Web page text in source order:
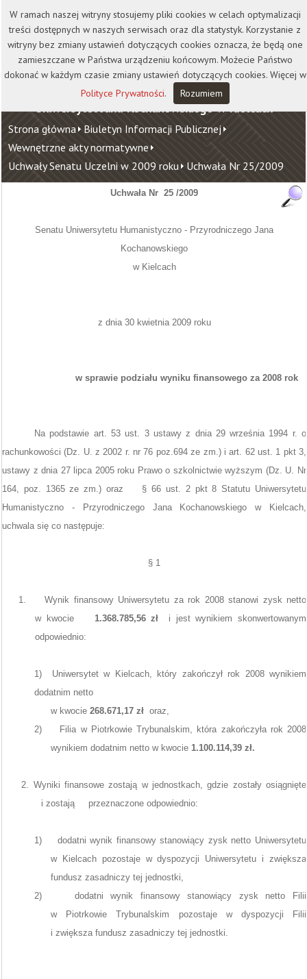
Kontakt Biblioteka
Wydawnictwo
Wirtualna Uczelnia
Uniwersytet Jana Kochanowskiego w Kielcach
Strona główna Biuletyn Informacji Publicznej
Wewnętrzne akty normatywne
Uchwały Senatu Uczelni w 2009 roku Uchwała Nr 25/2009
Uchwała Nr 25 /2009
Senatu Uniwersytetu Humanistyczno - Przyrodniczego Jana
Kochanowskiego
w Kielcach
z dnia 30 kwietnia 2009 roku
w sprawie podziału wyniku finansowego za 2008 rok
Na podstawie art. 53 ust. 3 ustawy z dnia 29 września 1994 r. o
rachunkowości (Dz. U. z 2002 r. nr 76 poz.694 ze zm.) i art. 62 ust. 1 pkt 3,
ustawy z dnia 27 lipca 2005 roku Prawo o szkolnictwie wyższym (Dz. U. Nr
164, poz. 1365 ze zm.) oraz
§ 66 ust. 2 pkt 8 Statutu Uniwersytetu
Humanistyczno - Przyrodniczego Jana Kochanowskiego w Kielcach,
uchwala się co następuje:
§ 1
1.
Wynik finansowy Uniwersytetu za rok 2008 stanowi zysk netto
w kwocie
1.368.785,56 zł
i jest wynikiem skonwertowanym
odpowiednio:
1)
Uniwersytet w Kielcach, który zakończył rok 2008 wynikiem
dodatnim netto
w kwocie 268.671,17 zł oraz,
2)
Filia w Piotrkowie Trybunalskim, która zakończyła rok 2008
wynikiem dodatnim netto w kwocie 1.100.114,39 zł.
2. Wyniki finansowe zostają w jednostkach, gdzie zostały osiągnięte
i zostają
przeznaczone odpowiednio:
1)
dodatni wynik finansowy stanowiący zysk netto Uniwersytetu
w Kielcach pozostaje w dyspozycji Uniwersytetu i zwiększa
fundusz zasadniczy tej jednostki,
2)
dodatni wynik finansowy stanowiący zysk netto Filii
w Piotrkowie Trybunalskim pozostaje w dyspozycji Filii
i zwiększa fundusz zasadniczy tej jednostki.
W ramach naszej witryny stosujemy pliki cookies w celach optymalizacji
treści dostępnych w naszych serwisach oraz dla statystyk. Korzystanie z
witryny bez zmiany ustawień dotyczących cookies oznacza, że będą one
zamieszczane w Państwa urządzeniu końcowym. Możecie Państwo
dokonać w każdym czasie zmiany ustawień dotyczących cookies. Więcej w
Polityce Prywatności. Rozumiem